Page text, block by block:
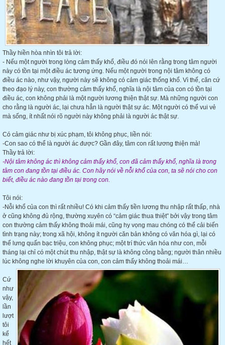
Thầy hiền hòa nhìn tôi trả lời:
- Nếu một người trong lòng cảm thấy khổ, điều đó nói lên rằng trong tâm người
này có tồn tại một điều ác tương ứng. Nếu một người trong nội tâm không có
điều ác nào, như vậy, người này sẽ không có cảm giác thống khổ. Vì thế, căn cứ
theo đạo lý này, con thường cảm thấy khổ, nghĩa là nội tâm của con có tồn tại
điều ác, con không phải là một người lương thiện thật sự. Mà những người con
cho rằng là người ác, lại chưa hẳn là người thật sự ác. Một người có thể vui vẻ
mà sống, ít nhất nói rõ người này không phải là người ác thật sự.
Có cảm giác như bị xúc phạm, tôi không phục, liền nói:
-Con sao có thể là người ác được? Gần đây, tâm con rất lương thiện mà!
Thầy trả lời:
-Nội tâm không ác thì không cảm thấy khổ, con đã cảm thấy khổ, nghĩa là trong
tâm con đang tồn tại điều ác. Con hãy nói về nỗi khổ của con, ta sẽ nói cho con
biết, điều ác nào đang tồn tại trong con.
Tôi nói:
-Nỗi khổ của con thì rất nhiều! Có khi cảm thấy tiền lương thu nhập rất thấp, nhà
ở cũng không đủ rộng, thường xuyên có “cảm giác thua thiệt” bởi vậy trong tâm
con thường cảm thấy không thoải mái, cũng hy vọng mau chóng có thể cải biến
tình trạng này; trong xã hội, không ít người căn bản không có văn hóa gì, lại có
thể lưng quấn bạc triệu, con không phục; một trí thức văn hóa như con, mỗi
tháng lại chỉ có một chút thu nhập, thật sự là không công bằng; người thân nhiều
lúc không nghe lời khuyên của con, con cảm thấy không thoải mái…
Cứ
như
vậy,
lần
lượt
tôi
kể
hết